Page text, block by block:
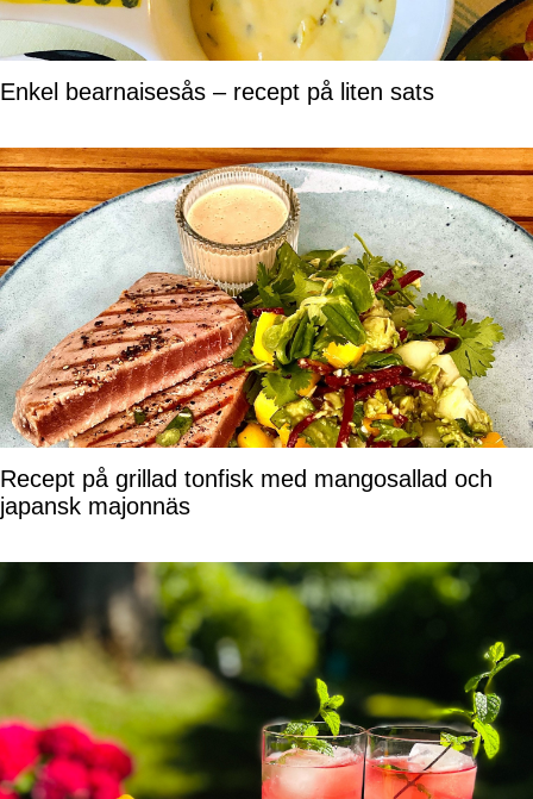
Enkel bearnaisesås – recept på liten sats
Recept på grillad tonfisk med mangosallad och
japansk majonnäs